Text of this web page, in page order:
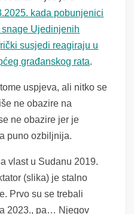
kada pobunjenici
Ujedinjenih
susjedi reagiraju u
građanskog rata.
uspjeva, ali nitko se
ne obazire na
ne obazire jer je
puno ozbiljnija.
vlast u Sudanu 2019.
(slika) je stalno
Prvo su se trebali
2023., pa… Njegov